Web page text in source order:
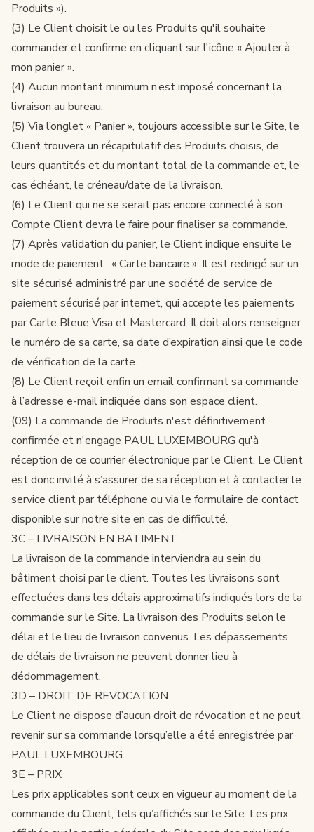
Produits »).
(3) Le Client choisit le ou les Produits qu'il souhaite
commander et confirme en cliquant sur l'icône « Ajouter à
mon panier ».
(4) Aucun montant minimum n’est imposé concernant la
livraison au bureau.
(5) Via l’onglet « Panier », toujours accessible sur le Site, le
Client trouvera un récapitulatif des Produits choisis, de
leurs quantités et du montant total de la commande et, le
cas échéant, le créneau/date de la livraison.
(6) Le Client qui ne se serait pas encore connecté à son
Compte Client devra le faire pour finaliser sa commande.
(7) Après validation du panier, le Client indique ensuite le
mode de paiement : « Carte bancaire ». Il est redirigé sur un
site sécurisé administré par une société de service de
paiement sécurisé par internet, qui accepte les paiements
par Carte Bleue Visa et Mastercard. Il doit alors renseigner
le numéro de sa carte, sa date d’expiration ainsi que le code
de vérification de la carte.
(8) Le Client reçoit enfin un email confirmant sa commande
à l’adresse e-mail indiquée dans son espace client.
(09) La commande de Produits n'est définitivement
confirmée et n'engage PAUL LUXEMBOURG qu'à
réception de ce courrier électronique par le Client. Le Client
est donc invité à s’assurer de sa réception et à contacter le
service client par téléphone ou via le formulaire de contact
disponible sur notre site en cas de difficulté.
3C – LIVRAISON EN BATIMENT
La livraison de la commande interviendra au sein du
bâtiment choisi par le client. Toutes les livraisons sont
effectuées dans les délais approximatifs indiqués lors de la
commande sur le Site. La livraison des Produits selon le
délai et le lieu de livraison convenus. Les dépassements
de délais de livraison ne peuvent donner lieu à
dédommagement.
3D – DROIT DE REVOCATION
Le Client ne dispose d’aucun droit de révocation et ne peut
revenir sur sa commande lorsqu’elle a été enregistrée par
PAUL LUXEMBOURG.
3E – PRIX
Les prix applicables sont ceux en vigueur au moment de la
commande du Client, tels qu’affichés sur le Site. Les prix